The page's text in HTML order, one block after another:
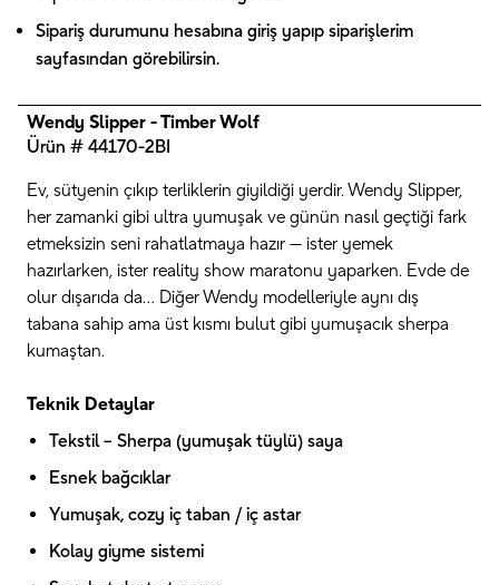
Sipariş durumunu hesabına giriş yapıp siparişlerim
sayfasından görebilirsin.
Wendy Slipper - Timber Wolf
Ürün # 44170-2BI
Ev, sütyenin çıkıp terliklerin giyildiği yerdir. Wendy Slipper,
her zamanki gibi ultra yumuşak ve günün nasıl geçtiği fark
etmeksizin seni rahatlatmaya hazır — ister yemek
hazırlarken, ister reality show maratonu yaparken. Evde de
olur dışarıda da… Diğer Wendy modelleriyle aynı dış
tabana sahip ama üst kısmı bulut gibi yumuşacık sherpa
kumaştan.
Teknik Detaylar
Tekstil – Sherpa (yumuşak tüylü) saya
Esnek bağcıklar
Yumuşak, cozy iç taban / iç astar
Kolay giyme sistemi